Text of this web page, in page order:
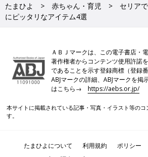
たまひよ 赤ちゃん・育児
セリア
にピッタリなアイテム4選
ＡＢＪマークは、この電子書店・
著作権者からコンテンツ使用許諾
であることを示す登録商標（登録
ABJマークの詳細、ABJマークを掲
はこちら→https://aebs.or.jp/
本サイトに掲載されている記事・写真・イラスト等の
す。
たまひよについて 利用規約 ポリシー